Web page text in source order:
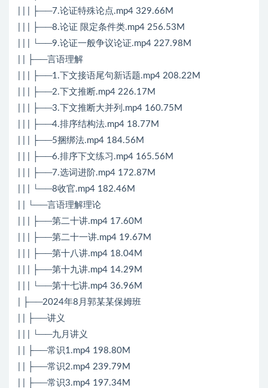
| | | ├──7.论证特殊论点.mp4 329.66M
| | | ├──8.论证 限定条件类.mp4 256.53M
| | | └──9.论证一般争议论证.mp4 227.98M
| | ├──言语理解
| | | ├──1.下文接语尾句新话题.mp4 208.22M
| | | ├──2.下文推断.mp4 226.17M
| | | ├──3.下文推断大并列.mp4 160.75M
| | | ├──4.排序结构法.mp4 18.77M
| | | ├──5捆绑法.mp4 184.56M
| | | ├──6.排序下文练习.mp4 165.56M
| | | ├──7.选词进阶.mp4 172.87M
| | | └──8收官.mp4 182.46M
| | └──言语理解理论
| | | ├──第二十讲.mp4 17.60M
| | | ├──第二十一讲.mp4 19.67M
| | | ├──第十八讲.mp4 18.04M
| | | ├──第十九讲.mp4 14.29M
| | | └──第十七讲.mp4 36.96M
| ├──2024年8月郭某某保姆班
| | ├──讲义
| | | └──九月讲义
| | ├──常识1.mp4 198.80M
| | ├──常识2.mp4 239.79M
| | ├──常识3.mp4 197.34M